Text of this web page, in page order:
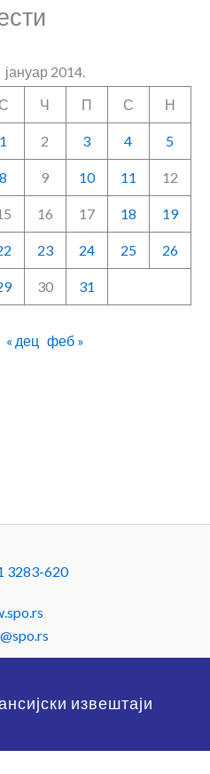
извештаји
јануар 2014.
С Ч П С Н
1 2 3 4 5
8 9 10 11 12
16 17 18 19
23 24 25 26
30 31
« дец феб »
3283-620